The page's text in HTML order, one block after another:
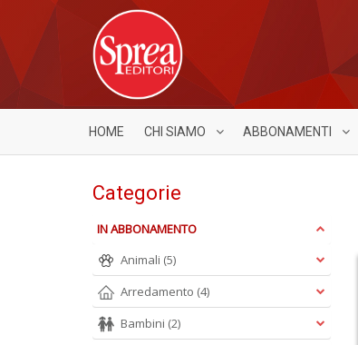
HOME CHI SIAMO ABBONAMENTI
Categorie
IN ABBONAMENTO
Animali (5)
Arredamento (4)
Bambini (2)